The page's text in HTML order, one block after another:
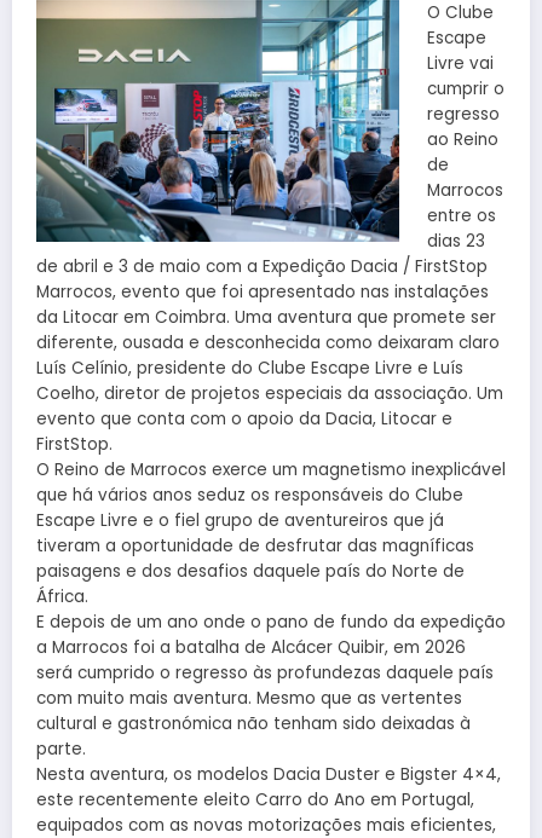
O Clube
Escape
Livre vai
cumprir o
regresso
ao Reino
de
Marrocos
entre os
dias 23
de abril e 3 de maio com a Expedição Dacia / FirstStop
Marrocos, evento que foi apresentado nas instalações
da Litocar em Coimbra. Uma aventura que promete ser
diferente, ousada e desconhecida como deixaram claro
Luís Celínio, presidente do Clube Escape Livre e Luís
Coelho, diretor de projetos especiais da associação. Um
evento que conta com o apoio da Dacia, Litocar e
FirstStop.
O Reino de Marrocos exerce um magnetismo inexplicável
que há vários anos seduz os responsáveis do Clube
Escape Livre e o fiel grupo de aventureiros que já
tiveram a oportunidade de desfrutar das magníficas
paisagens e dos desafios daquele país do Norte de
África.
E depois de um ano onde o pano de fundo da expedição
a Marrocos foi a batalha de Alcácer Quibir, em 2026
será cumprido o regresso às profundezas daquele país
com muito mais aventura. Mesmo que as vertentes
cultural e gastronómica não tenham sido deixadas à
parte.
Nesta aventura, os modelos Dacia Duster e Bigster 4×4,
este recentemente eleito Carro do Ano em Portugal,
equipados com as novas motorizações mais eficientes,